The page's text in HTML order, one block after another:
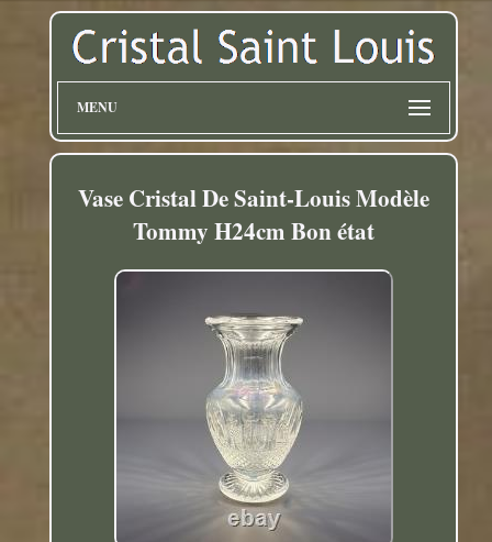
MENU
Vase Cristal De Saint-Louis Modèle
Tommy H24cm Bon état